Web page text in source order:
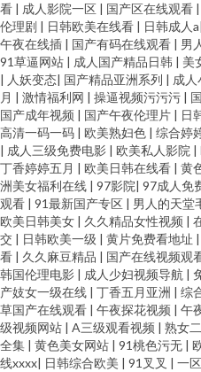
看 | 成人影院一区 | 国产区在线观看 |
伦理剧 | 日韩欧美在线看 | 日韩成人a|
午夜在线插 | 国产有码在线观看 | 男
91草逼网站 | 成人国产精品日韩 | 美
| 人妖变态| 国产精品亚洲系列 | 成人
月 | 激情福利网 | 操逼视频污污污 |
国产成年视频 | 国产午夜伦理片 | 日
高清一码一码 | 欧美熟妇色 | 综合婷
| 成人三级免费电影 | 欧美私人影院 |
丁香婷婷五月 | 欧美日韩在线看 | 黄
洲美女福利在线 | 97影院| 97成人免
观看 | 91最新国产专区 | 男人的天堂
欧美日韩美女 | 久久精品女性视频 |
交 | 日韩欧美一级 | 黄片免费看地址 |
看 | 久久麻豆精品 | 国产在线视频观
韩国伦理电影 | 成人少妇视频导航 |
产妓女一级在线 | 丁香五月亚洲 | 综
草国产在线观看 | 午夜探花视频 | 午
级视频网站 | A三级观看视频 | 熟女
全集 | 黄色美女网站 | 91桃色污无 |
线xxxx| 日韩综合欧美 | 91叉叉 | 一